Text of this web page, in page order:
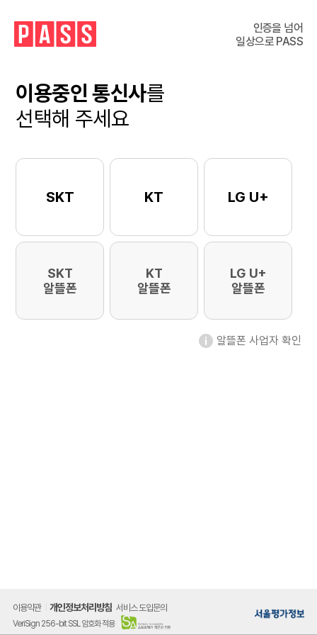
인증을 넘어
일상으로 PASS
이용중인 통신사를
선택해 주세요
SKT KT LG U+
SKT
알뜰폰
KT
알뜰폰
LG U+
알뜰폰
알뜰폰 사업자 확인
이용약관 개인정보처리방침 서비스 도입문의
VeriSign 256-bit SSL 암호화 적용